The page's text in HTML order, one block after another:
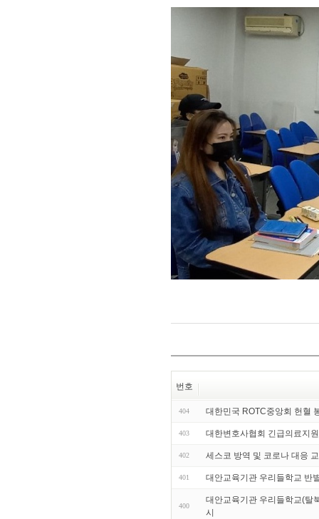
번호
404 대한민국 ROTC중앙회 헌혈
403 대한변호사협회 긴급의료지
402 세스코 방역 및 코로나 대응
401 대안교육기관 우리들학교 반
400
대안교육기관 우리들학교(탈
시